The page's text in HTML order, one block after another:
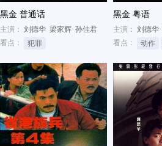
黑金 普通话
主演： 刘德华 梁家辉 孙佳君
看点：
犯罪
黑金 粤语
主演： 刘德华
看点：
动作